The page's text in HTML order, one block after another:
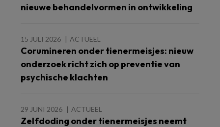
nieuwe behandelvormen in ontwikkeling
15 JULI 2026 ACTUEEL
Corumineren onder tienermeisjes: nieuw
onderzoek richt zich op preventie van
psychische klachten
29 JUNI 2026 ACTUEEL
Zelfdoding onder tienermeisjes neemt